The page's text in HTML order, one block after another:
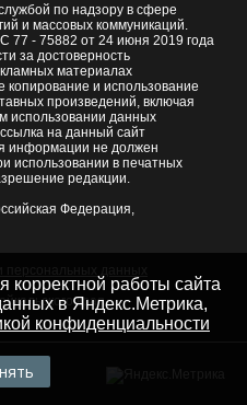
по надзору в сфере
и массовых коммуникаций.
- 75882 от 24 июня 2019 года
за достоверность
материалах
и использование
произведений, включая
использовании данных
на данный сайт
информации не должен
использовании в печатных
редакции.
Федерация,
края
корректной работы сайта
в Яндекс.Метрика,
конфиденциальности